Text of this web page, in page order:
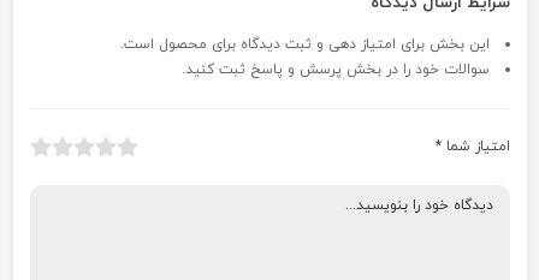
این بخش برای امتیاز دهی و ثبت دیدگاه برای محصول است.
سوالات خود را در بخش پرسش و پاسخ ثبت کنید.
امتیاز شما*